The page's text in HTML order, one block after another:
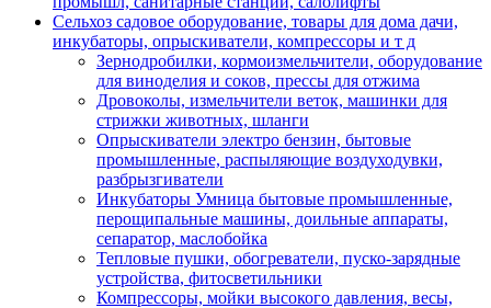
Сельхоз садовое оборудование, товары для дома дачи,
инкубаторы, опрыскиватели, компрессоры и т д
Зернодробилки, кормоизмельчители, оборудование
для виноделия и соков, прессы для отжима
Дровоколы, измельчители веток, машинки для
стрижки животных, шланги
Опрыскиватели электро бензин, бытовые
промышленные, распыляющие воздуходувки,
разбрызгиватели
Инкубаторы Умница бытовые промышленные,
перощипальные машины, доильные аппараты,
сепаратор, маслобойка
Тепловые пушки, обогреватели, пуско-зарядные
устройства, фитосветильники
Компрессоры, мойки высокого давления, весы,